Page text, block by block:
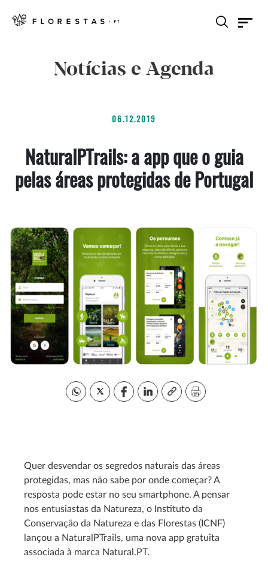
Notícias e Agenda
06.12.2019
NaturalPTrails: a app que o guia
pelas áreas protegidas de Portugal
Quer desvendar os segredos naturais das áreas
protegidas, mas não sabe por onde começar? A
resposta pode estar no seu smartphone. A pensar
nos entusiastas da Natureza, o Instituto da
Conservação da Natureza e das Florestas (ICNF)
lançou a NaturalPTrails, uma nova app gratuita
associada à marca Natural.PT.